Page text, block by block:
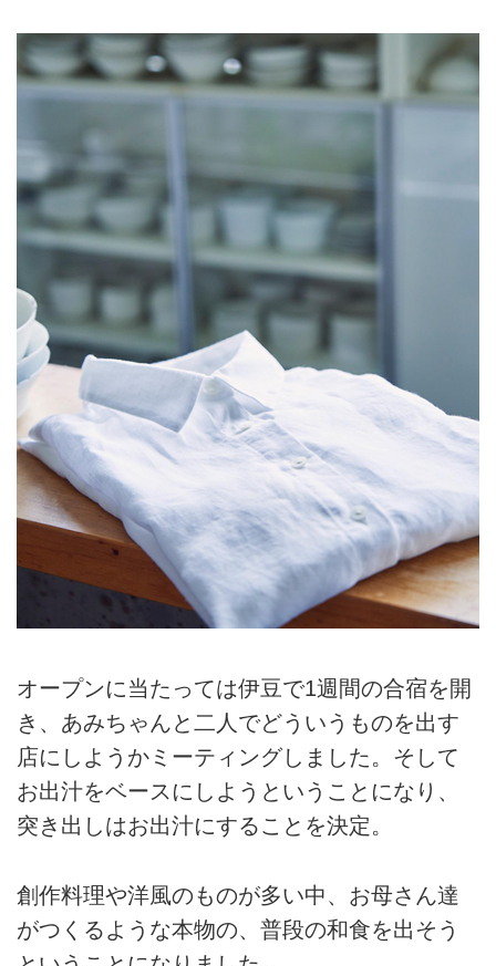
オープンに当たっては伊豆で1週間の合宿を開
き、あみちゃんと二人でどういうものを出す
店にしようかミーティングしました。そして
お出汁をベースにしようということになり、
突き出しはお出汁にすることを決定。
創作料理や洋風のものが多い中、お母さん達
がつくるような本物の、普段の和食を出そう